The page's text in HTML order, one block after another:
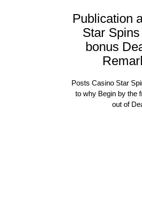
Publication
Star
bonus
Posts Casino Star
to why Begin by the
out of